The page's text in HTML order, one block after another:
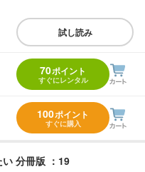
試し読み
70ポイント
すぐにレンタル
100ポイント
すぐに購入
分冊版 ：19